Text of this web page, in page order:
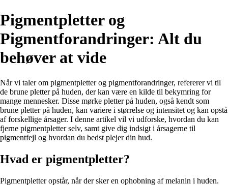
Pigmentpletter og
Pigmentforandringer: Alt du
behøver at vide
Når vi taler om pigmentpletter og pigmentforandringer, refererer vi til
de brune pletter på huden, der kan være en kilde til bekymring for
mange mennesker. Disse mørke pletter på huden, også kendt som
brune pletter på huden, kan variere i størrelse og intensitet og kan opstå
af forskellige årsager. I denne artikel vil vi udforske, hvordan du kan
fjerne pigmentpletter selv, samt give dig indsigt i årsagerne til
pigmentfejl og hvordan du bedst plejer din hud.
Hvad er pigmentpletter?
Pigmentpletter opstår, når der sker en ophobning af melanin i huden.